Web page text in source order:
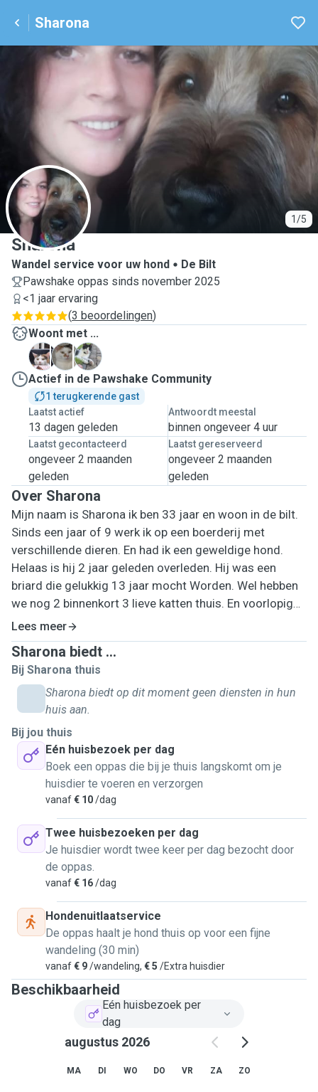
Sharona
1/5
S
Sharona
Wandel service voor uw hond
De Bilt
Pawshake oppas sinds november 2025
<1 jaar ervaring
(3 beoordelingen)
Woont met ...
L
L
Z
Actief in de Pawshake Community
1 terugkerende gast
Laatst actief
13 dagen geleden
Antwoordt meestal
binnen ongeveer 4 uur
Laatst gecontacteerd
ongeveer 2 maanden
geleden
Laatst gereserveerd
ongeveer 2 maanden
geleden
Over Sharona
Mijn naam is Sharona ik ben 33 jaar en woon in de bilt.
Sinds een jaar of 9 werk ik op een boerderij met
verschillende dieren. En had ik een geweldige hond.
Helaas is hij 2 jaar geleden overleden. Hij was een
briard die gelukkig 13 jaar mocht Worden. Wel hebben
we nog 2 binnenkort 3 lieve katten thuis. En voorlopig
willen we ook geen andere hond meer. Vandaar het mij
leuk lijkt om met uw hond te gaan wandelen!
De ervaring met verschillende honden is er: groot, klein,
rustig, druk ik sta overal voor open. Mocht uw hond het
leuk vinden om met de auto ergens heen te
gaan(soesterduinen) dat is zeker ook mogelijk!
Op dit moment werk ik onregelmatige dagen.
Waardoor ik niet elke week op dezelfde dagen
beschikbaar ben.
De ene week zal dit op de maandag en dinsdag zijn en
de andere week de donderdag en vrijdag. En afentoe
om het weekend zou het ook mogelijk zijn om met uw
hond te wandelen.
Dit geeft een kleine indruk over mij als persoon. Mocht
u interesse gewekt zijn kunt u mij via een bericht altijd
meer vragen.
Lees meer
Sharona biedt ...
Bij Sharona thuis
Sharona biedt op dit moment geen diensten in hun
huis aan.
Bij jou thuis
Eén huisbezoek per dag
Boek een oppas die bij je thuis langskomt om je
huisdier te voeren en verzorgen
vanaf€ 10/dag
Twee huisbezoeken per dag
Je huisdier wordt twee keer per dag bezocht door
de oppas.
vanaf€ 16/dag
Hondenuitlaatservice
De oppas haalt je hond thuis op voor een fijne
wandeling (30 min)
vanaf€ 9/wandeling, € 5 /Extra huisdier
Beschikbaarheid
Eén huisbezoek per
dag
augustus 2026
MA DI WO DO VR ZA ZO